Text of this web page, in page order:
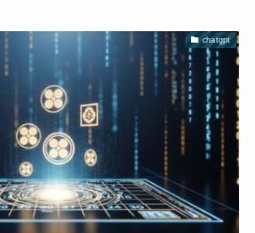
chatgpt